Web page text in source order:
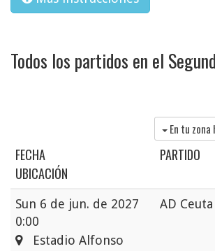
Todos los partidos en el
En tu
FECHA
PARTIDO
UBICACIÓN
Sun 6 de jun. de 2027
0:00
AD
Estadio Alfonso